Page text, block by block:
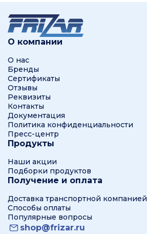
О компании
О нас
Бренды
Сертификаты
Отзывы
Реквизиты
Контакты
Документация
Политика конфиденциальности
Пресс-центр
Продукты
Наши акции
Подборки продуктов
Получение и оплата
Доставка транспортной компанией
Способы оплаты
Популярные вопросы
shop@frizar.ru